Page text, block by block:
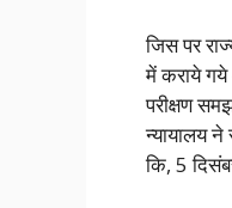
जिस पर
में कराये गये
परीक्षण
न्यायालय
कि, 5